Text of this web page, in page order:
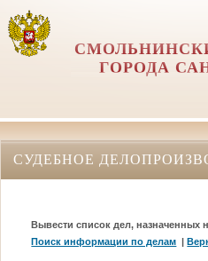
ГОРОДА
СУДЕБНОЕ
Вывести список дел, назначенных
Поиск информации по делам |